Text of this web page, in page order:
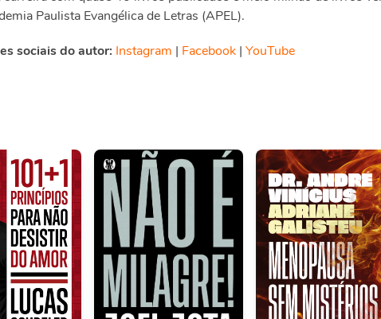
Paulista Evangélica de Letras (APEL).
sociais do autor: Instagram | Facebook| YouTube